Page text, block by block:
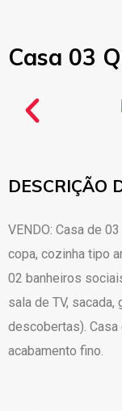
Casa 03
DESCRIÇÃO
VENDO: Casa de
copa, cozinha tipo
02 banheiros
sala de TV,
descobertas). Casa
acabamento fino.